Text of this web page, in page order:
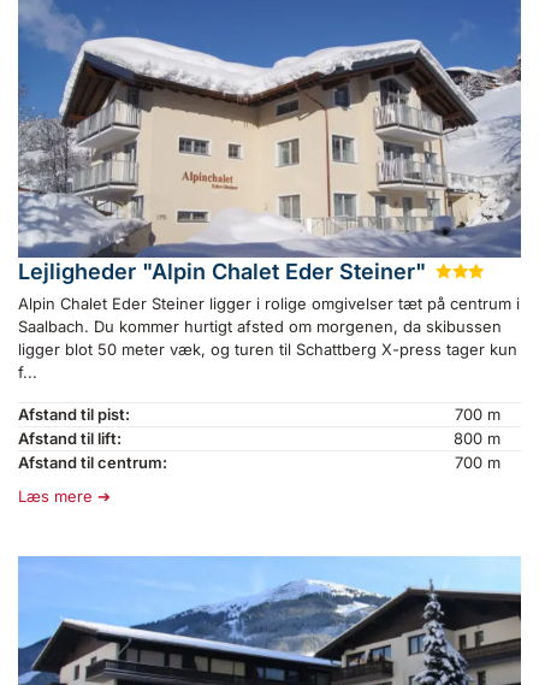
Lejligheder "Alpin Chalet Eder Steiner" ★★
Alpin Chalet Eder Steiner ligger i rolige omgivelser tæt på centrum i
Saalbach. Du kommer hurtigt afsted om morgenen, da skibussen
ligger blot 50 meter væk, og turen til Schattberg X-press tager kun
f...
Afstand til pist:
700 m
Afstand til lift:
800 m
Afstand til centrum:
700 m
Læs mere